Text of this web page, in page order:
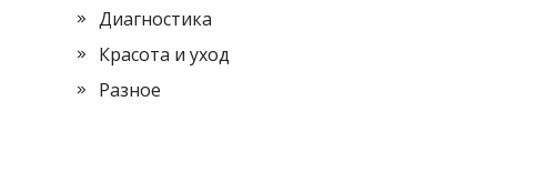
Диагностика
Красота и уход
Разное